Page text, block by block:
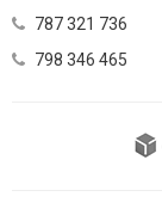
787 321 736
798 346 465